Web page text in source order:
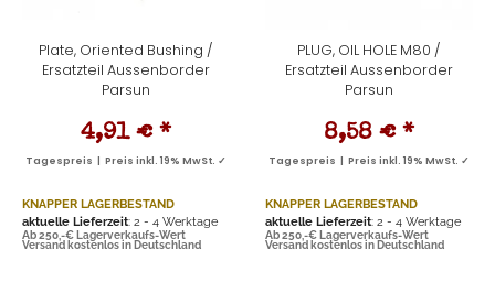
Plate, Oriented Bushing /
Ersatzteil Aussenborder
Parsun
4,91 € *
Tagespreis | Preis inkl. 19% MwSt. ✓
KNAPPER LAGERBESTAND
aktuelle Lieferzeit: 2 - 4 Werktage
Ab 250,-€ Lagerverkaufs-Wert
Versand kostenlos in Deutschland
PLUG, OIL HOLE M80 /
Ersatzteil Aussenborder
Parsun
8,58 € *
Tagespreis | Preis inkl. 19% MwSt. ✓
KNAPPER LAGERBESTAND
aktuelle Lieferzeit: 2 - 4 Werktage
Ab 250,-€ Lagerverkaufs-Wert
Versand kostenlos in Deutschland